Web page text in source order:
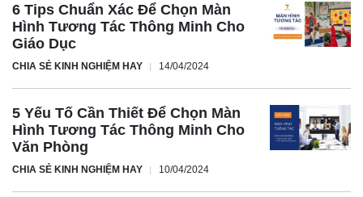
6 Tips Chuẩn Xác Để Chọn Màn
Hình Tương Tác Thông Minh Cho
Giáo Dục
CHIA SẺ KINH NGHIỆM HAY 14/04/2024
5 Yếu Tố Cần Thiết Để Chọn Màn
Hình Tương Tác Thông Minh Cho
Văn Phòng
CHIA SẺ KINH NGHIỆM HAY 10/04/2024